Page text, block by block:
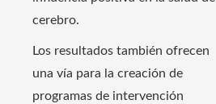
cerebro.
Los resultados también ofrecen
una vía para la creación de
programas de intervención